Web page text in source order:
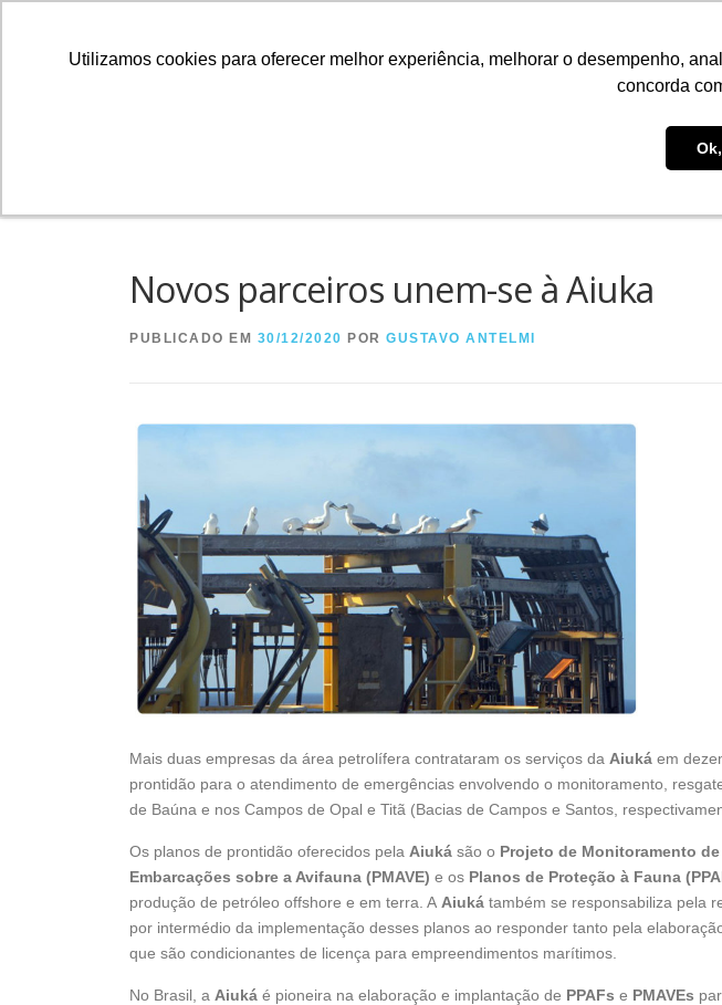
Utilizamos cookies para oferecer melhor experiência, melhorar o desempenho,
concorda
O QUE FAZEMOS
NEWSLETTERS
Novos parceiros unem-se à Aiuka
PUBLICADO EM 30/12/2020 POR GUSTAVO ANTELMI
Mais duas empresas da área petrolífera contrataram os serviços da Aiuká em
prontidão para o atendimento de emergências envolvendo o monitoramento,
de Baúna e nos Campos de Opal e Titã (Bacias de Campos e Santos,
Os planos de prontidão oferecidos pela Aiuká são o Projeto de Monitoramento
Embarcações sobre a Avifauna (PMAVE) e os Planos de Proteção à Fauna
produção de petróleo offshore e em terra. A Aiuká também se responsabiliza pela
por intermédio da implementação desses planos ao responder tanto pela
que são condicionantes de licença para empreendimentos marítimos.
No Brasil, a Aiuká é pioneira na elaboração e implantação de PPAFs e PMAVEs